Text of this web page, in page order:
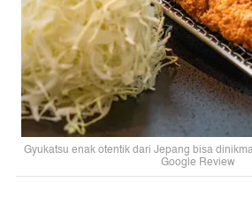
Gyukatsu enak otentik dari Jepang bisa
Google Review